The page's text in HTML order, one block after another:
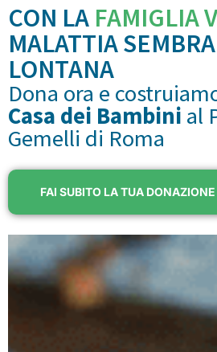
CON LA FAMIGLIA
MALATTIA
LONTANA
Dona ora e
Casa dei Bambini al
Gemelli di Roma
FAI SUBITO LA TUA DONAZIONE